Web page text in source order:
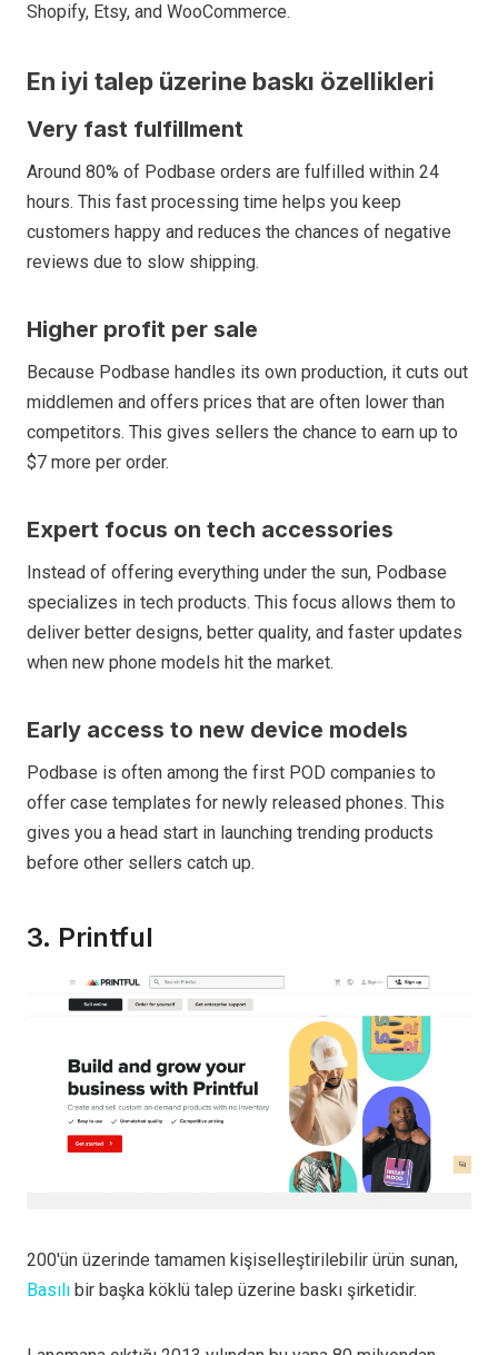
Shopify, Etsy, and WooCommerce.
En iyi talep üzerine baskı özellikleri
Very fast fulfillment
Around 80% of Podbase orders are fulfilled within 24
hours. This fast processing time helps you keep
customers happy and reduces the chances of negative
reviews due to slow shipping.
Higher profit per sale
Because Podbase handles its own production, it cuts out
middlemen and offers prices that are often lower than
competitors. This gives sellers the chance to earn up to
$7 more per order.
Expert focus on tech accessories
Instead of offering everything under the sun, Podbase
specializes in tech products. This focus allows them to
deliver better designs, better quality, and faster updates
when new phone models hit the market.
Early access to new device models
Podbase is often among the first POD companies to
offer case templates for newly released phones. This
gives you a head start in launching trending products
before other sellers catch up.
3. Printful
200'ün üzerinde tamamen kişiselleştirilebilir ürün sunan,
Basılı bir başka köklü talep üzerine baskı şirketidir.